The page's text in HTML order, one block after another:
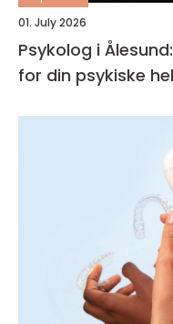
01. July 2026
Psykolog i
for din psykiske